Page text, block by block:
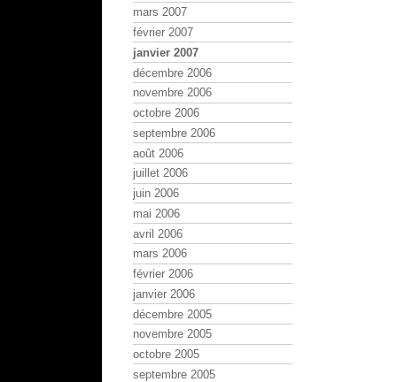
mars 2007
février 2007
janvier 2007
décembre 2006
novembre 2006
octobre 2006
septembre 2006
août 2006
juillet 2006
juin 2006
mai 2006
avril 2006
mars 2006
février 2006
janvier 2006
décembre 2005
novembre 2005
octobre 2005
septembre 2005